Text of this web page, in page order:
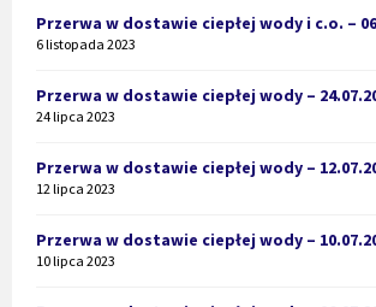
Przerwa w dostawie ciepłej wody i c.o. –
6 listopada 2023
Przerwa w dostawie ciepłej wody –
24 lipca 2023
Przerwa w dostawie ciepłej wody –
12 lipca 2023
Przerwa w dostawie ciepłej wody –
10 lipca 2023